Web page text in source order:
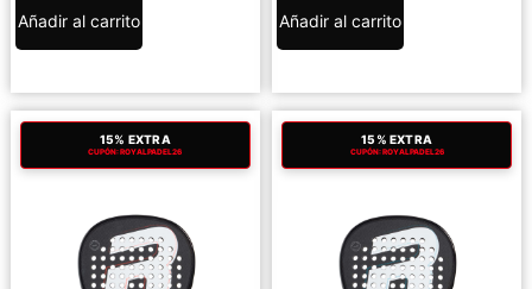
Añadir al carrito Añadir al carrito
15% EXTRA
CUPÓN: ROYALPADEL26
15% EXTRA
CUPÓN: ROYALPADEL26